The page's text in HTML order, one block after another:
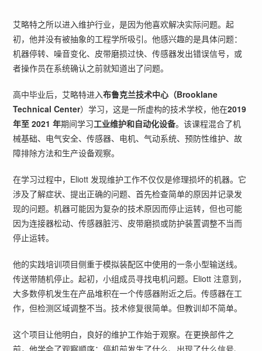
艾略特之所以进入维护行业，是因为他喜欢解决实际问题。起
初，他并没有被抽象的工程学所吸引。他感兴趣的是具体问题：
机器停转、噪音变化、皮带磨损过快、传感器发出错误信号，或
者操作员在系统确认之前就知道出了问题。
高中毕业后，艾略特进入布鲁克兰技术中心（Brooklane
Technical Center）学习，这是一所虚构的技术学校，他在2019
年至 2021 年期间学习工业维护和自动化设备。该课程混合了机
械基础、电气安全、传感器、电机、气动系统、预防性维护、故
障排除方法和生产设备观察。
在学习过程中，Eliott 发现维护工作不仅仅是修理损坏的机器。它
涉及了解症状、提出正确的问题、首先检查简单的原因并记录发
现的问题。机器可能因为复杂的技术原因而停止运转，但也可能
因为连接器松动、传感器脏污、皮带磨损或防护装置调整不当而
停止运转。
他的实践培训项目侧重于模拟装配区中使用的一条小型输送线。
传送带随机停止。起初，小组成员寻找电机问题。Eliott 注意到，
大多数停机发生在产品堆积在一个传感器附近之后。传感器在工
作，但检测区域调整不当。技术修复很简单。但教训却不简单。
这个项目让他明白，良好的维护工作始于观察。在更换部件之
前，他学会了观察顺序：停机前发生了什么、出现了什么信号、